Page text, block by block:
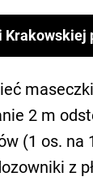
2 m
(1 os. na
z